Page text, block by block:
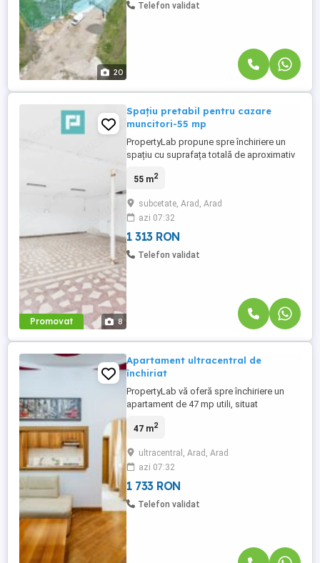
20
Telefon validat
Promovat 8
Spațiu pretabil pentru cazare
muncitori-55 mp
PropertyLab propune spre închiriere un
spațiu cu suprafața totală de aproximativ
sau a angajaților unei firme. Proprietatea
compusă dintr-o încăpere principală
generoasă, o cameră separată și grup
sanitar propriu. Spațiul ...
55 m2
subcetate, Arad, Arad
azi 07:32
1 313 RON
Telefon validat
Apartament ultracentral de
închiriat
PropertyLab vă oferă spre închiriere un
apartament de 47 mp utili, situat
școli și restaurante. Compartimentare:
Dormitor Baie Dispune de o terasă
generoasă, loc de parcare în curte și este
complet mobilat, cu toate
47 m2
ultracentral, Arad, Arad
azi 07:32
1 733 RON
Telefon validat